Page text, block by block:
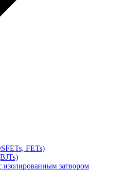
FETs)
изолированным затвором